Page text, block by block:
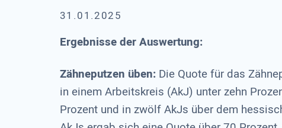
31.01.2025
Ergebnisse der Auswertung:
Zähneputzen üben:Die Quote für das
in einem Arbeitskreis (AkJ) unter zehn
Prozent und in zwölf AkJs über dem